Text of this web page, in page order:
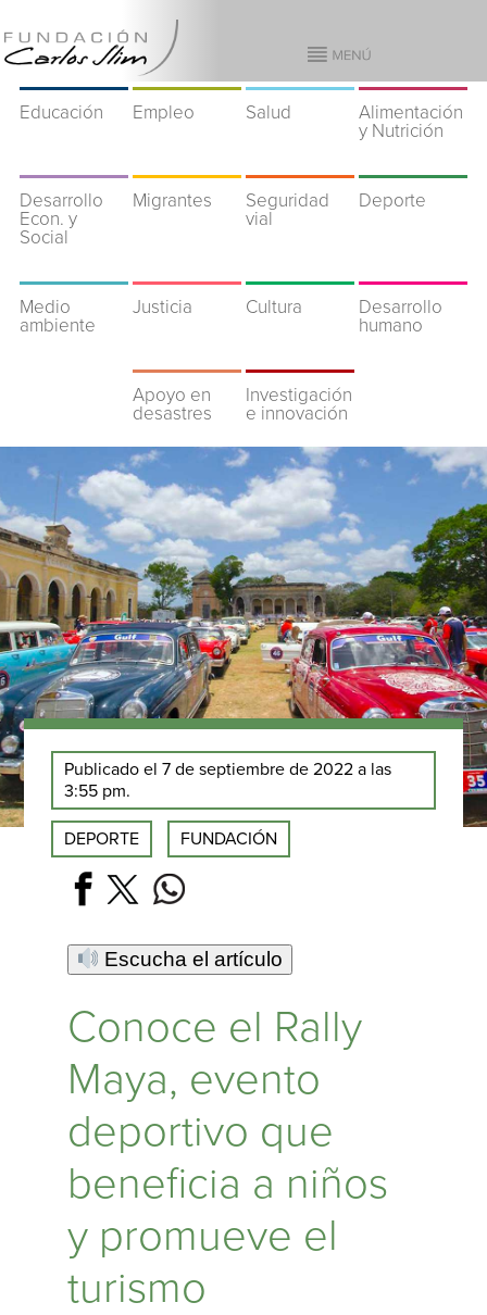
Educación Empleo Salud
Alimentación
y Nutrición
Desarrollo
Econ. y
Social
Migrantes
Seguridad
vial
Deporte
Medio
ambiente
Justicia Cultura
Desarrollo
humano
Apoyo en
desastres
Investigación
e innovación
Publicado el 7 de septiembre de 2022 a las
3:55 pm.
DEPORTE FUNDACIÓN
Escucha el artículo
Conoce el Rally
Maya, evento
deportivo que
beneficia a niños
y promueve el
turismo